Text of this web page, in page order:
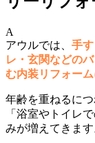
A
アウルでは、 手
レ・玄関などの
む内装リフォーム
年齢を重ねるに
「浴室やトイレ
みが増えてきます